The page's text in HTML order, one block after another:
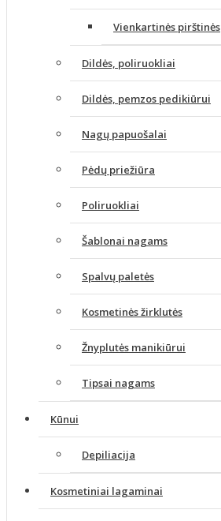
Vienkartinės pirštinės
Dildės, poliruokliai
Dildės, pemzos pedikiūrui
Nagų papuošalai
Pėdų priežiūra
Poliruokliai
Šablonai nagams
Spalvų paletės
Kosmetinės žirklutės
Žnyplutės manikiūrui
Tipsai nagams
Kūnui
Depiliacija
Kosmetiniai lagaminai